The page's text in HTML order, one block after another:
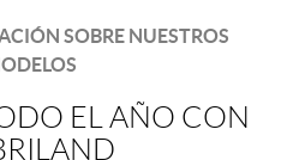
SOBRE NUESTROS
EL AÑO CON